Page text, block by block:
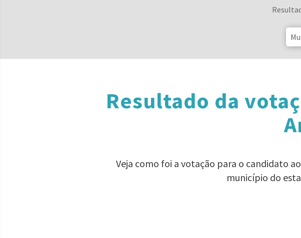
Resultado da
Veja como foi a votação para o candidato
município do